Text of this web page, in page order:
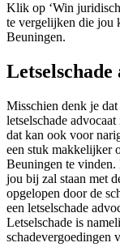
Klik op ‘Win
te vergelijken die jou
Beuningen.
Misschien denk je dat
letselschade
dat kan ook voor
een stuk makkelijker
Beuningen te vinden.
jou bij zal staan met
opgelopen door de
een letselschade
Letselschade is
schadevergoedingen